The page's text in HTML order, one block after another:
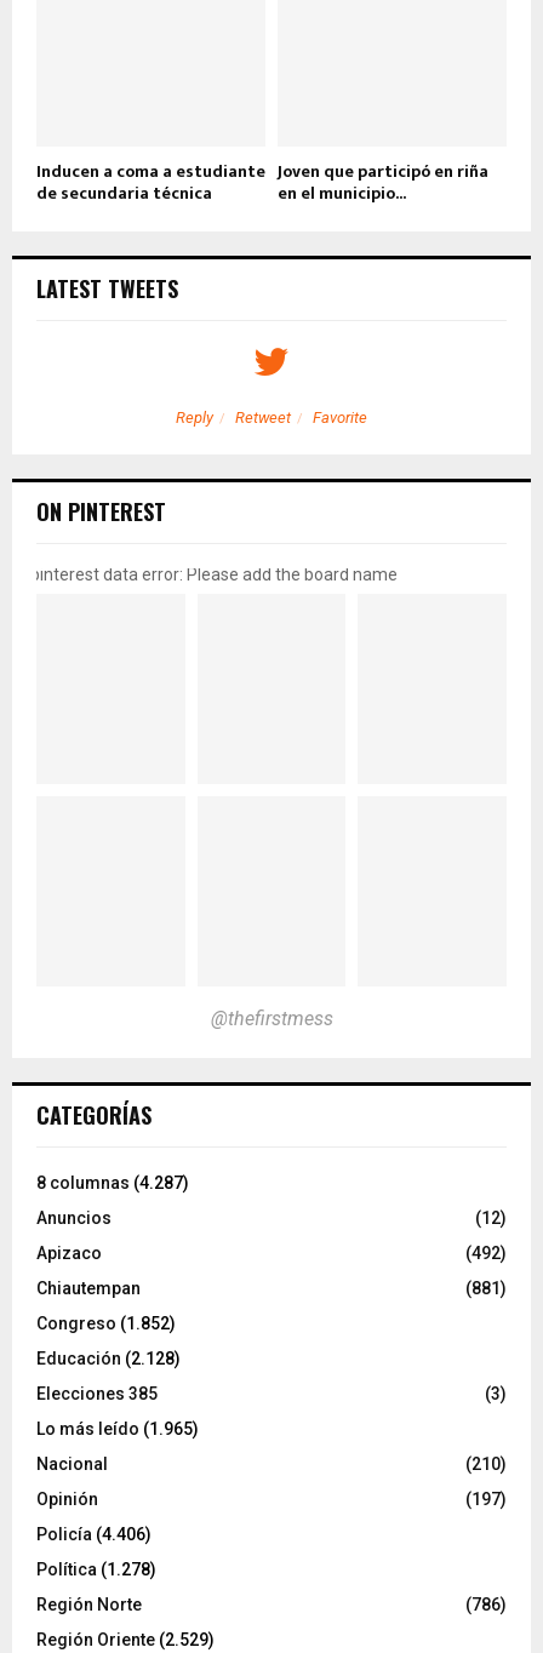
Inducen a coma a estudiante
de secundaria técnica
Joven que participó en riña
en el municipio...
LATEST TWEETS
Reply Retweet Favorite
ON PINTEREST
pinterest data error: Please add the board name
@thefirstmess
CATEGORÍAS
8 columnas (4.287)
Anuncios
(12)
Apizaco
(492)
Chiautempan
(881)
Congreso (1.852)
Educación (2.128)
Elecciones 385
(3)
Lo más leído (1.965)
Nacional
(210)
Opinión
(197)
Policía (4.406)
Política (1.278)
Región Norte
(786)
Región Oriente (2.529)